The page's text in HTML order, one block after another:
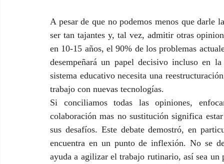
A pesar de que no podemos menos que darle
ser tan tajantes y, tal vez, admitir otras
en 10-15 años, el 90% de los problemas
desempeñará un papel decisivo incluso en
sistema educativo necesita una
trabajo con nuevas tecnologías.
Si conciliamos todas las opiniones,
colaboración mas no sustitución significa
sus desafíos. Este debate demostró, en
encuentra en un punto de inflexión. No se
ayuda a agilizar el trabajo rutinario, así sea un